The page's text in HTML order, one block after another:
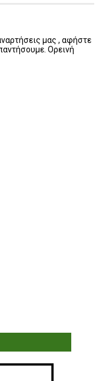
μας , αφήστε
Ορεινή